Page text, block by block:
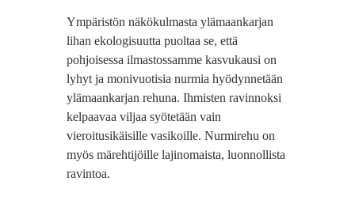
Ympäristön näkökulmasta ylämaankarjan
lihan ekologisuutta puoltaa se, että
pohjoisessa ilmastossamme kasvukausi on
lyhyt ja monivuotisia nurmia hyödynnetään
ylämaankarjan rehuna. Ihmisten ravinnoksi
kelpaavaa viljaa syötetään vain
vieroitusikäisille vasikoille. Nurmirehu on
myös märehtijöille lajinomaista, luonnollista
ravintoa.